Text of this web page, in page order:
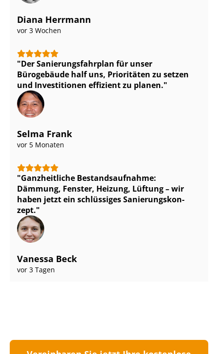
Diana Herrmann
vor 3 Wochen
Der Sa­nie­rungs­fahr­plan für unser
Bürogebäude half uns, Prioritäten zu setzen
und Investitionen effizient zu planen.
Selma Frank
vor 5 Monaten
Ganzheitliche Be­stands­auf­nah­me:
Dämmung, Fenster, Heizung, Lüftung – wir
haben jetzt ein schlüssiges Sa­nie­rungs­kon­
zept.
Vanessa Beck
vor 3 Tagen